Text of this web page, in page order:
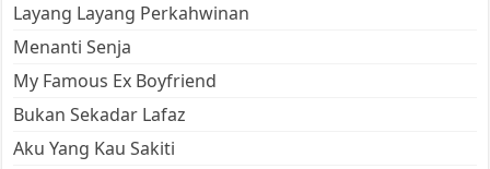
Layang Layang Perkahwinan
Menanti Senja
My Famous Ex Boyfriend
Bukan Sekadar Lafaz
Aku Yang Kau Sakiti